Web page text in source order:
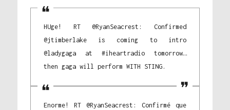
HUge! RT @RyanSeacrest: Confirmed
@jtimberlake is coming to intro
@ladygaga at #iheartradio tomorrow…
then gaga will perform WITH STING.
Enorme! RT @RyanSeacrest: Confirmé que